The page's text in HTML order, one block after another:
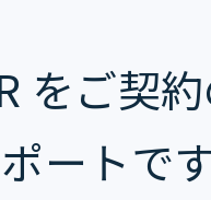
をご契
ートで